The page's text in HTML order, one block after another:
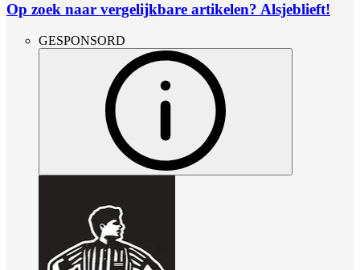
Op zoek naar vergelijkbare artikelen? Alsjeblieft!
GESPONSORD